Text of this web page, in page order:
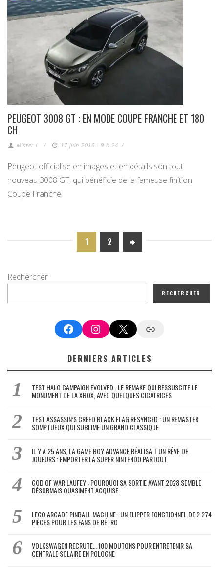
PEUGEOT 3008 GT : EN MODE COUPE FRANCHE ET 180
CH
Mister L. / 17 juin 2016 - 9 h 24 /
Peugeot officialise en images et en détails son tout
nouveau 3008 GT, qui bénéficie de la fameuse finition
Coupe Franche.
1 2
Rechercher
RECHERCHER
FacebookInstagram
X Google News
DERNIERS ARTICLES
TEST HALO CAMPAIGN EVOLVED : LE REMAKE QUI RESSUSCITE LE
MONUMENT DE LA XBOX, AVEC QUELQUES CICATRICES
TEST ASSASSIN’S CREED BLACK FLAG RESYNCED : UN REMASTER
SOMPTUEUX QUI SUBLIME UN GRAND CLASSIQUE
IL Y A 25 ANS, LA GAME BOY ADVANCE RÉALISAIT UN RÊVE DE
JOUEURS : EMPORTER LA SUPER NINTENDO PARTOUT
GOD OF WAR LAUFEY : POURQUOI SA SORTIE AVANT 2028 SEMBLE
DÉSORMAIS QUASIMENT ACQUISE
LEGO ARCADE PINBALL MACHINE : UN FLIPPER FONCTIONNEL DE 2 274
PIÈCES POUR LES FANS DE RÉTRO
VOLKSWAGEN RECRUTE… 100 MOUTONS POUR ENTRETENIR SA
CENTRALE SOLAIRE EN POLOGNE